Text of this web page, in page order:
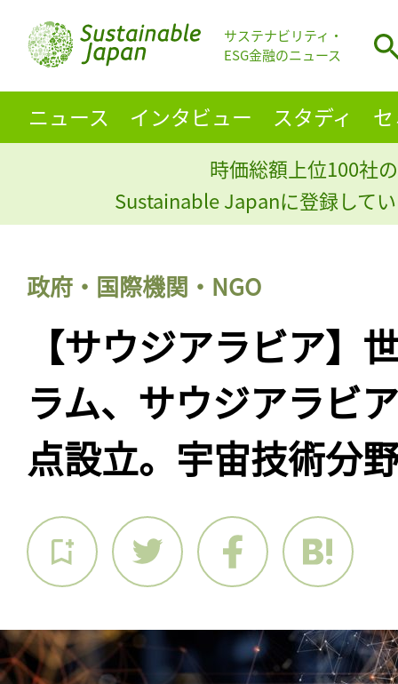
サステナビリティ・
ESG金融のニュース
ニュース インタビュー スタディ
時価総額上位100社
Sustainable Japanに登録して
政府・国際機関・NGO
【サウジアラビア】
ラム、サウジアラビ
点設立。宇宙技術分